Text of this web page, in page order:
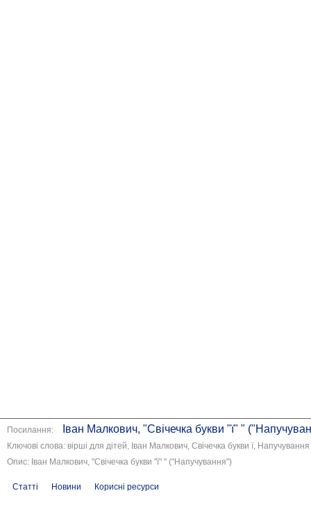
Посилання: Іван Малкович, "Свічечка букви "ї" "
Ключові слова: вірші для дітей, Іван Малкович, Свічечка букви ї, Напучування
Опис: Іван Малкович, "Свічечка букви "ї" " ("Напучування")
Статті Новини Корисні ресурси